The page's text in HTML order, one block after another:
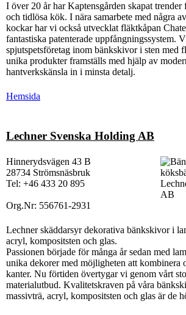
I över 20 år har Kaptensgården skapat
och tidlösa kök. I nära samarbete med några
kockar har vi också utvecklat fläktkåpan
fantastiska patenterade uppfångningssystem.
spjutspetsföretag inom bänkskivor i sten med
unika produkter framställs med hjälp av
hantverkskänsla in i minsta detalj.
Hemsida
Lechner Svenska Holding AB
Hinnerydsvägen 43 B
28734 Strömsnäsbruk
Tel: +46 433 20 895
Org.Nr: 556761-2931
Lechner skäddarsyr dekorativa bänkskivor i
acryl, kompositsten och glas.
Passionen började för många år sedan med
unika dekorer med möjligheten att kombinera
kanter. Nu förtiden övertygar vi genom vårt
materialutbud. Kvalitetskraven på våra
massivträ, acryl, kompositsten och glas är de